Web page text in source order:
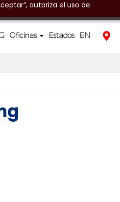
autoriza el uso de
Oficinas Estados EN